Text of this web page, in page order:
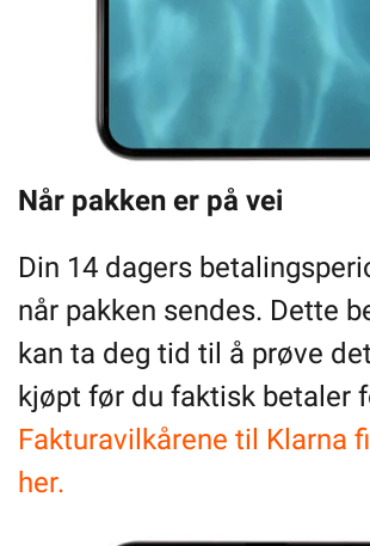
Når pakken er på vei
Din 14 dagers
når pakken sendes. Dette
kan ta deg tid til å prøve
kjøpt før du faktisk betaler
Fakturavilkårene til Klarna
her.